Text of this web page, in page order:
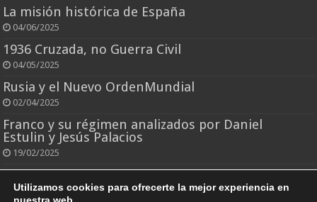
La misión histórica de España
04/06/2025
1936 Cruzada, no Guerra Civil
04/05/2025
Rusia y el Nuevo OrdenMundial
02/04/2025
Franco y su régimen analizados por Daniel
Estulin y Jesús Palacios
19/02/2025
El rey que todo lo perdió
25/10/2024
Utilizamos cookies para ofrecerte la mejor experiencia en
nuestra web.